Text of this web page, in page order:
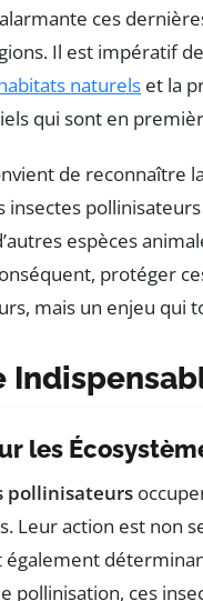
ces
Il est impératif
naturels et la
qui sont en
de reconnaître
insectes
espèces
protéger
mais un enjeu qui
les
pollinisateurs
Leur action est non
également
pollinisation, ces